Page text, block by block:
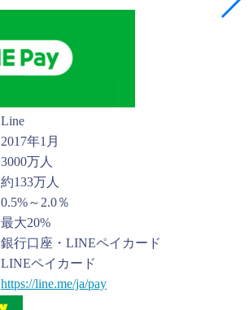
Line
2017年1月
3000万人
約133万人
0.5%～2.0％
最大20%
銀行口座・LINEペイカード
LINEペイカード
https://line.me/ja/pay